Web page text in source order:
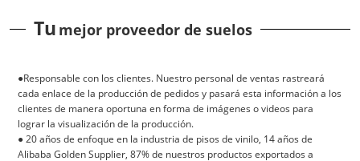
Tu mejor proveedor de suelos
●Responsable con los clientes. Nuestro personal de ventas rastreará
cada enlace de la producción de pedidos y pasará esta información a los
clientes de manera oportuna en forma de imágenes o videos para
lograr la visualización de la producción.
● 20 años de enfoque en la industria de pisos de vinilo, 14 años de
Alibaba Golden Supplier, 87% de nuestros productos exportados a